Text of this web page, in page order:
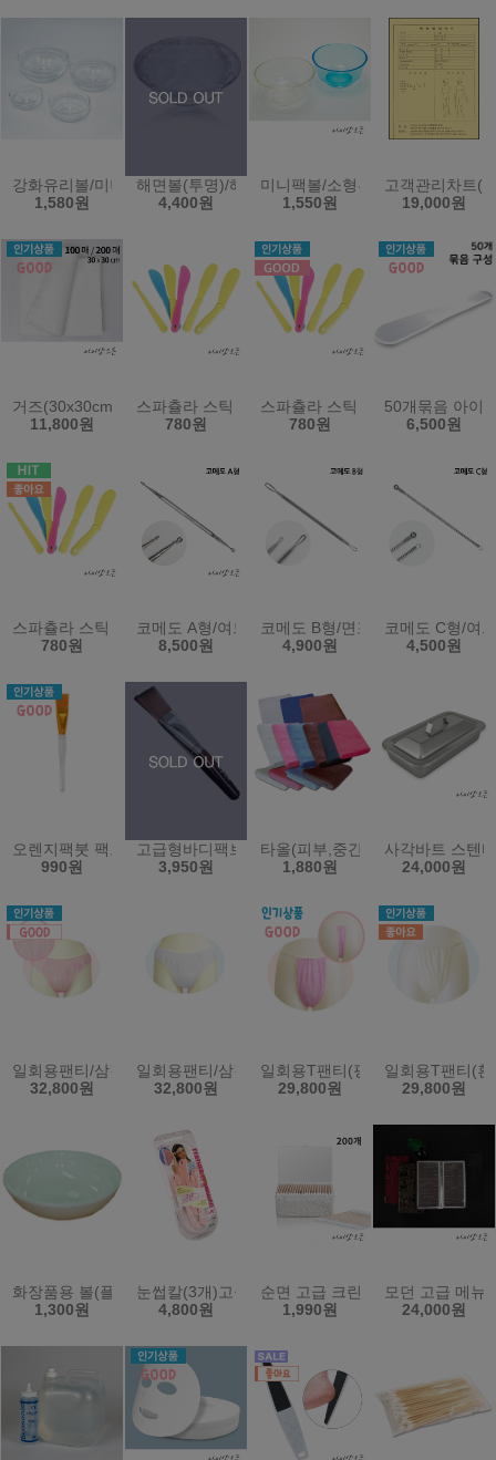
강화유리볼/미니볼/팩볼/유리볼(한국)
1,580원
해면볼(투명)/해면그릇/마사지샵.병원/다용도볼-한국
4,400원
미니팩볼/소형투명볼/곡물팩볼/화
1,550원
고객관리차트(
19,000원
거즈(30x30cm)(100매/200매)
11,800원
스파츌라 스틱 스파출라 팩주걱 화장품스틱 모델링
780원
스파츌라 스틱 스파출라 팩주걱
780원
50개묶음 아이
6,500원
스파츌라 스틱 스파출라 팩주걱 화장품스틱 모델링스틱 미용재료
780원
코메도 A형/여드름제거기/피지제거/여드름압출기/
8,500원
코메도 B형/면포압출기/피지관리
4,900원
코메도 C형/여
4,500원
오렌지팩붓 팩브러쉬 - 모델링 도구 마스크 시험 페이스 미용
990원
고급형바디팩브러쉬(팩붓)
3,950원
타올(피부,중간,전신용)(소타올,
1,880원
사각바트 스텐
24,000원
일회용팬티/삼각팬티/위생팬티/남녀공용/100장(핑크)XXL/2XL
32,800원
일회용팬티/삼각팬티/위생팬티/남녀공용/100장(흰
32,800원
일회용T팬티(핑크색/100장)남녀
29,800원
일회용T팬티(
29,800원
화장품용 볼(플라스틱)
1,300원
눈썹칼(3개)고급형/일제-플라멩고
4,800원
순면 고급 크린면봉 200개 - 천연
1,990원
모던 고급 메뉴
24,000원